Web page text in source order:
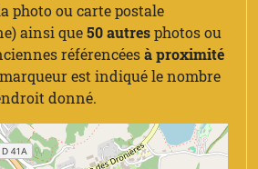
photo ou carte postale
ainsi que50 autresphotos ou
référencéesà proximité
est indiqué le nombre
donné.